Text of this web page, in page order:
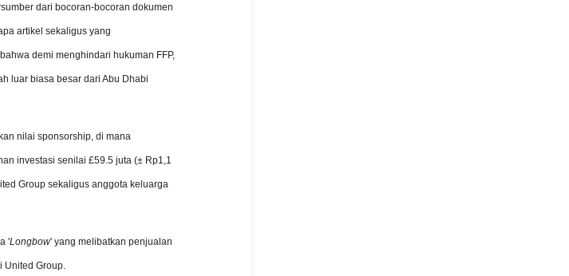
dari bocoran-bocoran dokumen
artikel sekaligus yang
demi menghindari hukuman FFP,
luar biasa besar dari Abu Dhabi
nilai sponsorship, di mana
investasi senilai £59.5 juta (± Rp1,1
Group sekaligus anggota keluarga
'Longbow' yang melibatkan penjualan
United Group.